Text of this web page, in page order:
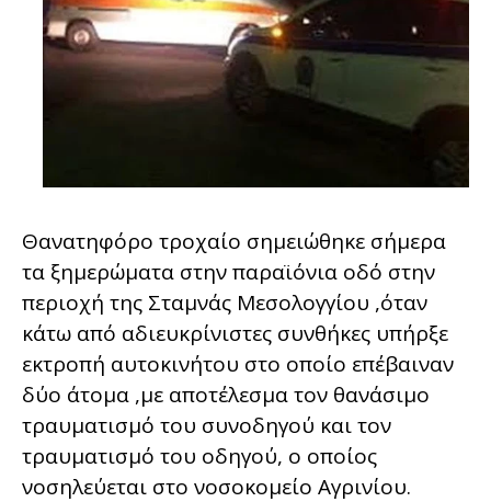
Θανατηφόρο τροχαίο σημειώθηκε σήμερα
τα ξημερώματα στην παραϊόνια οδό στην
περιοχή της Σταμνάς Μεσολογγίου ,όταν
κάτω από αδιευκρίνιστες συνθήκες υπήρξε
εκτροπή αυτοκινήτου στο οποίο επέβαιναν
δύο άτομα ,με αποτέλεσμα τον θανάσιμο
τραυματισμό του συνοδηγού και τον
τραυματισμό του οδηγού, ο οποίος
νοσηλεύεται στο νοσοκομείο Αγρινίου.